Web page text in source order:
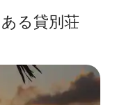
る貸別荘